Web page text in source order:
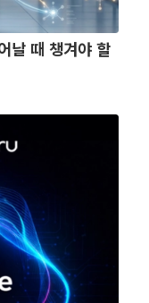
날 때 챙겨야 할